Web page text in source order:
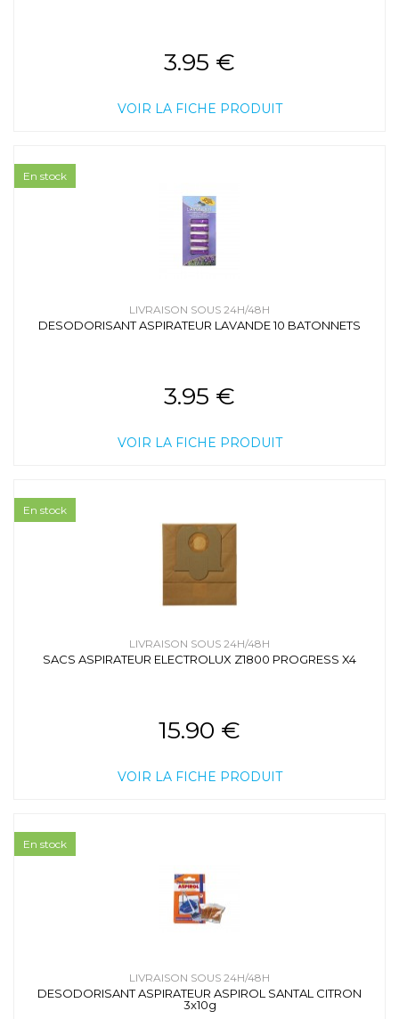
3.95 €
VOIR LA FICHE PRODUIT
LIVRAISON SOUS 24H/48H
DESODORISANT ASPIRATEUR LAVANDE 10 BATONNETS
3.95 €
VOIR LA FICHE PRODUIT
En stock
LIVRAISON SOUS 24H/48H
SACS ASPIRATEUR ELECTROLUX Z1800 PROGRESS X4
15.90 €
VOIR LA FICHE PRODUIT
En stock
LIVRAISON SOUS 24H/48H
DESODORISANT ASPIRATEUR ASPIROL SANTAL CITRON
3x10g
En stock